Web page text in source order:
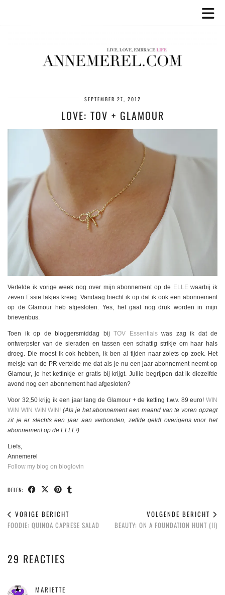
SEPTEMBER 27, 2012
LOVE: TOV + GLAMOUR
Vertelde ik vorige week nog over mijn abonnement op de ELLEwaarbij ik
zeven Essie lakjes kreeg. Vandaag biecht ik op dat ik ook een abonnement
op de Glamour heb afgesloten. Yes, het gaat nog druk worden in mijn
brievenbus.
Toen ik op de bloggersmiddag bij TOV Essentialswas zag ik dat de
ontwerpster van de sieraden en tassen een schattig strikje om haar hals
droeg. Die moest ik ook hebben, ik ben al tijden naar zoiets op zoek. Het
meisje van de PR vertelde me dat als je nu een jaar abonnement neemt op
Glamour, je het kettinkje er gratis bij krijgt. Jullie begrijpen dat ik diezelfde
avond nog een abonnement had afgesloten?
Voor 32,50 krijg ik een jaar lang de Glamour + de ketting t.w.v. 89 euro! WIN
WIN WIN WIN WIN! (Als je het abonnement een maand van te voren opzegt
zit je er slechts een jaar aan verbonden, zelfde geldt overigens voor het
abonnement op de ELLE!)
Liefs,
Annemerel
Follow my blog on bloglovin
DELEN:
VORIGE BERICHT
FOODIE: QUINOA CAPRESE SALAD
VOLGENDE BERICHT
BEAUTY: ON A FOUNDATION HUNT (II)
29 REACTIES
MARIETTE